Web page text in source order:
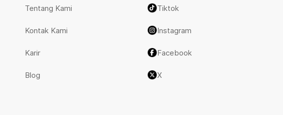
Tentang Kami
Kontak Kami
Karir
Blog
Tiktok
Instagram
Facebook
X